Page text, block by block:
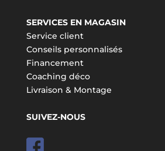
SERVICES EN MAGASIN
Service client
Conseils personnalisés
Financement
Coaching déco
Livraison & Montage
SUIVEZ-NOUS